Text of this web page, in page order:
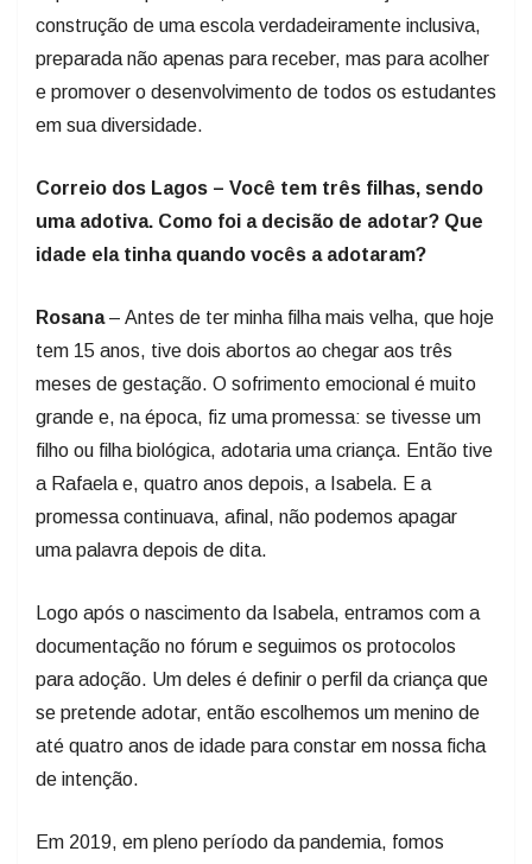
construção de uma escola verdadeiramente inclusiva,
preparada não apenas para receber, mas para acolher
e promover o desenvolvimento de todos os estudantes
em sua diversidade.
Correio dos Lagos – Você tem três filhas, sendo
uma adotiva. Como foi a decisão de adotar? Que
idade ela tinha quando vocês a adotaram?
Rosana– Antes de ter minha filha mais velha, que hoje
tem 15 anos, tive dois abortos ao chegar aos três
meses de gestação. O sofrimento emocional é muito
grande e, na época, fiz uma promessa: se tivesse um
filho ou filha biológica, adotaria uma criança. Então tive
a Rafaela e, quatro anos depois, a Isabela. E a
promessa continuava, afinal, não podemos apagar
uma palavra depois de dita.
Logo após o nascimento da Isabela, entramos com a
documentação no fórum e seguimos os protocolos
para adoção. Um deles é definir o perfil da criança que
se pretende adotar, então escolhemos um menino de
até quatro anos de idade para constar em nossa ficha
de intenção.
Em 2019, em pleno período da pandemia, fomos